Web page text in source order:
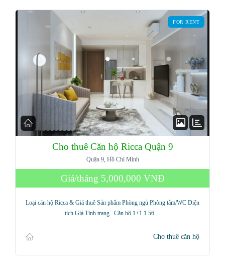
FOR RENT
Cho thuê Căn hộ Ricca Quận 9
Quận 9, Hồ Chí Minh
Giá/tháng 5,000,000 VNĐ
Loại căn hộ Ricca & Giá thuê Sản phẩm Phòng ngủ Phòng tắm/WC Diện
tích Giá Tình trạng Căn hộ 1+1 1 56…
Cho thuê căn hộ
Lost your password?